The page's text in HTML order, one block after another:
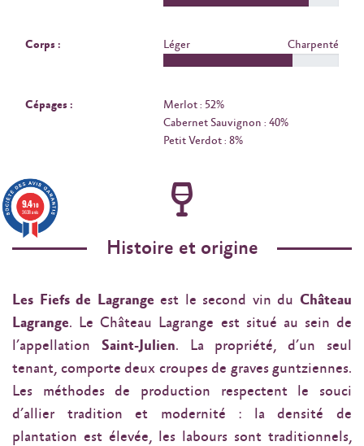
Corps : Léger Charpenté
Cépages :
Merlot : 52%
Cabernet Sauvignon : 40%
Petit Verdot : 8%
Histoire et origine
Les Fiefs de Lagrange est le second vin duChâteau
Lagrange. Le Château Lagrange est situé au sein de
l’appellation Saint-Julien. La propriété, d’un seul
tenant, comporte deux croupes de graves guntziennes.
Les méthodes de production respectent le souci
d’allier tradition et modernité : la densité de
plantation est élevée, les labours sont traditionnels,
9.4/10
3638 avis